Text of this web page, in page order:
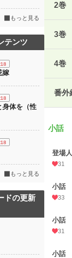
2巻
3巻
4巻
番外
小話
登場
31
小話
33
小話
31
小話
もっと見る
テンツ
嫁
身体を（性
もっと見る
ドの更新